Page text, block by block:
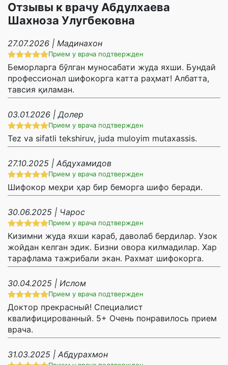
Отзывы к врачу Абдулхаева
Шахноза Улугбековна
27.07.2026 | Мадинахон
Прием у врача подтвержден
Беморларга бўлган муносабати жуда яхши. Бундай
профессионал шифокорга катта раҳмат! Албатта,
тавсия қиламан.
03.01.2026 | Долер
Прием у врача подтвержден
Tez va sifatli tekshiruv, juda muloyim mutaxassis.
27.10.2025 | Абдухамидов
Прием у врача подтвержден
Шифокор меҳри ҳар бир беморга шифо беради.
30.06.2025 | Чарос
Прием у врача подтвержден
Кизимни жуда яхши караб, даволаб бердилар. Узок
жойдан келган эдик. Бизни овора килмадилар. Хар
тарафлама тажрибали экан. Рахмат шифокорга.
30.04.2025 | Ислом
Прием у врача подтвержден
Доктор прекрасный! Специалист
квалифицированный. 5+ Очень понравилось прием
врача.
31.03.2025 | Абдурахмон